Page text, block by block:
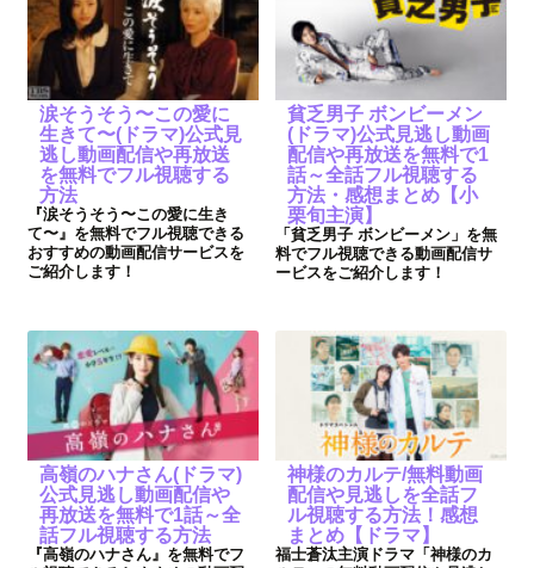
涙そうそう〜この愛に
生きて〜(ドラマ)公式見
逃し動画配信や再放送
を無料でフル視聴する
方法
『涙そうそう〜この愛に生き
て〜』を無料でフル視聴できる
おすすめの動画配信サービスを
ご紹介します！
貧乏男子 ボンビーメン
(ドラマ)公式見逃し動画
配信や再放送を無料で1
話～全話フル視聴する
方法・感想まとめ【小
栗旬主演】
「貧乏男子 ボンビーメン」を無
料でフル視聴できる動画配信サ
ービスをご紹介します！
高嶺のハナさん(ドラマ)
公式見逃し動画配信や
再放送を無料で1話～全
話フル視聴する方法
『高嶺のハナさん』を無料でフ
神様のカルテ/無料動画
配信や見逃しを全話フ
ル視聴する方法！感想
まとめ【ドラマ】
福士蒼汰主演ドラマ「神様のカ